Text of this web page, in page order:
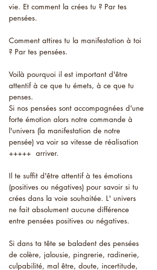
vie. Et comment la crées tu ? Par tes
pensées.
Comment attires tu la manifestation à toi
? Par tes pensées.
Voilà pourquoi il est important d'être
attentif à ce que tu émets, à ce que tu
penses.
Si nos pensées sont accompagnées d'une
forte émotion alors notre commande à
l'univers (la manifestation de notre
pensée) va voir sa vitesse de réalisation
+++++  arriver.
Il te suffit d'être attentif à tes émotions
(positives ou négatives) pour savoir si tu
crées dans la voie souhaitée. L' univers
ne fait absolument aucune différence
entre pensées positives ou négatives.
Si dans ta tête se baladent des pensées
de colère, jalousie, pingrerie, radinerie,
culpabilité, mal être, doute, incertitude,